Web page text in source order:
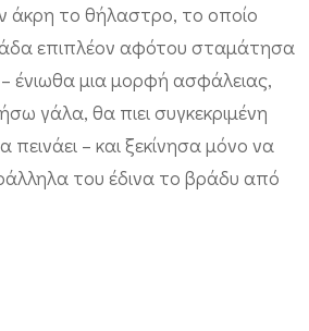
άκρη το θήλαστρο, το οποίο
επιπλέον αφότου σταμάτησα
ένιωθα μια μορφή ασφάλειας,
γάλα, θα πιει συγκεκριμένη
– και ξεκίνησα μόνο να
του έδινα το βράδυ από